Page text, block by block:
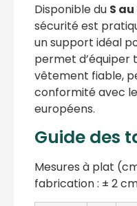
Disponible du S au
sécurité est
un support idéal
permet d’équiper
vêtement fiable,
conformité avec
européens.
Guide des
Mesures à plat
fabrication : ± 2